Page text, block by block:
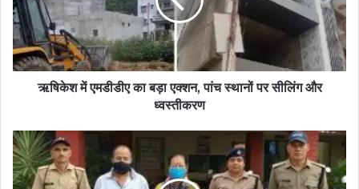
ऋषिकेश में एमडीडीए का बड़ा एक्शन, पांच स्थानों पर सीलिंग और
ध्वस्तीकरण